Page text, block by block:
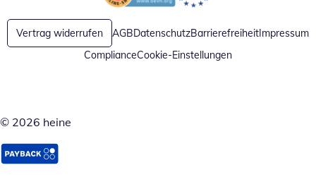
Öffnet in neuem FensterÖffnet in neuem Fenster
Vertrag widerrufen AGBDatenschutzBarrierefreiheitImpressum
ComplianceCookie-Einstellungen
© 2026 heine